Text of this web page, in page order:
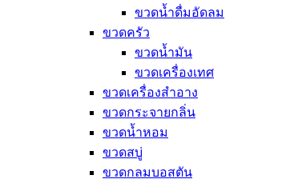
ขวดน้ำดื่มอัดลม
ขวดครัว
ขวดน้ำมัน
ขวดเครื่องเทศ
ขวดเครื่องสำอาง
ขวดกระจายกลิ่น
ขวดน้ำหอม
ขวดสบู่
ขวดกลมบอสตัน